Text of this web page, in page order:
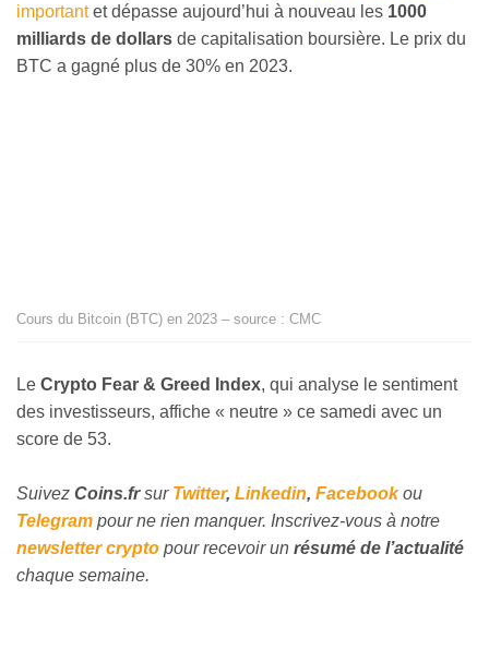
importantet dépasse aujourd’hui à nouveau les 1000
milliards de dollars de capitalisation boursière. Le prix du
BTC a gagné plus de 30% en 2023.
Cours du Bitcoin (BTC) en 2023 – source : CMC
Le Crypto Fear & Greed Index, qui analyse le sentiment
des investisseurs, affiche « neutre » ce samedi avec un
score de 53.
Suivez Coins.frsur Twitter, Linkedin, Facebookou
Telegram pour ne rien manquer. Inscrivez-vous à notre
newsletter crypto pour recevoir un résumé de l’actualité
chaque semaine.